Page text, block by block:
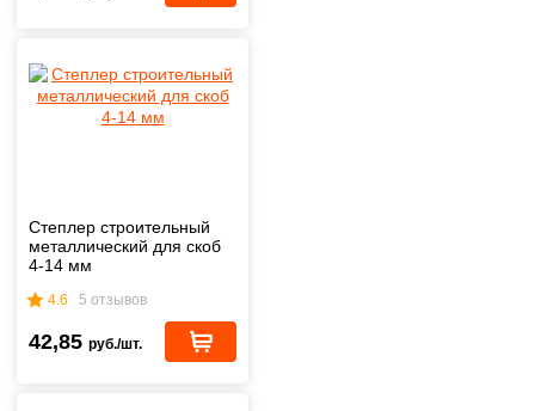
Степлер строительный
металлический для скоб
4-14 мм
4.6 5 отзывов
42,85 руб./шт.